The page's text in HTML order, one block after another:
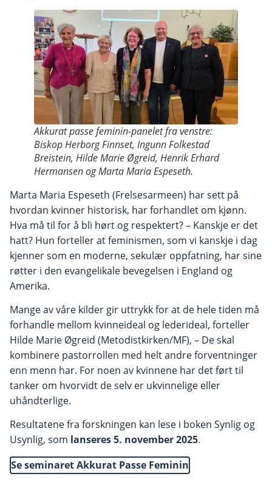
Akkurat passe feminin-panelet fra venstre:
Biskop Herborg Finnset, Ingunn Folkestad
Breistein, Hilde Marie Øgreid, Henrik Erhard
Hermansen og Marta Maria Espeseth.
Marta Maria Espeseth (Frelsesarmeen) har sett på
hvordan kvinner historisk, har forhandlet om kjønn.
Hva må til for å bli hørt og respektert? – Kanskje er det
hatt? Hun forteller at feminismen, som vi kanskje i dag
kjenner som en moderne, sekulær oppfatning, har sine
røtter i den evangelikale bevegelsen i England og
Amerika.
Mange av våre kilder gir uttrykk for at de hele tiden må
forhandle mellom kvinneideal og lederideal, forteller
Hilde Marie Øgreid (Metodistkirken/MF), – De skal
kombinere pastorrollen med helt andre forventninger
enn menn har. For noen av kvinnene har det ført til
tanker om hvorvidt de selv er ukvinnelige eller
uhåndterlige.
Resultatene fra forskningen kan lese i boken Synlig og
Usynlig, som lanseres 5. november 2025.
Se seminaret Akkurat Passe Feminin